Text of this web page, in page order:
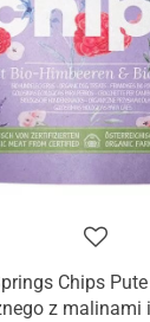
Chips
z malinami